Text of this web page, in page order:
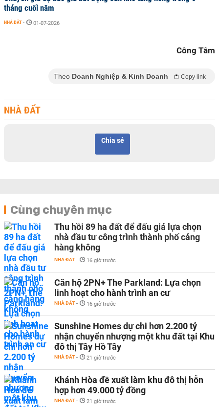
tháng cuối năm
NHÀ ĐẤT - 01-07-2026
Công Tâm
Theo Doanh Nghiệp & Kinh Doanh Copy link
NHÀ ĐẤT
Chia sẻ
Cùng chuyên mục
Thu hồi 89 ha đất để đấu giá lựa chọn
nhà đầu tư công trình thành phố cảng
hàng không
NHÀ ĐẤT - 16 giờ trước
Căn hộ 2PN+ The Parkland: Lựa chọn
linh hoạt cho hành trình an cư
NHÀ ĐẤT - 16 giờ trước
Sunshine Homes dự chi hơn 2.200 tỷ
nhận chuyển nhượng một khu đất tại Khu
đô thị Tây Hồ Tây
NHÀ ĐẤT - 21 giờ trước
Khánh Hòa đề xuất làm khu đô thị hỗn
hợp hơn 49.000 tỷ đồng
NHÀ ĐẤT - 21 giờ trước